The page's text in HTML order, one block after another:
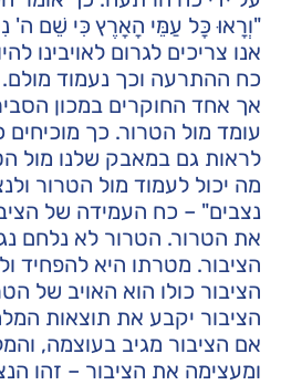
"וְרָאוּ כָּל עַמֵּי הָאָרֶץ כִּי שֵׁם ה'
אנו צריכים לגרום לאויבינו
כח ההתרעה וכך נעמוד מולם.
אך אחד החוקרים במכון
עומד מול הטרור. כך מוכיחים
לראות גם במאבק שלנו מול
מה יכול לעמוד מול הטרור
נצבים" – כח העמידה של
את הטרור. הטרור לא נלחם
הציבור. מטרתו היא להפחיד
הציבור כולו הוא האויב של
הציבור יקבע את תוצאות
אם הציבור מגיב בעוצמה,
ומעצימה את הציבור – זהו